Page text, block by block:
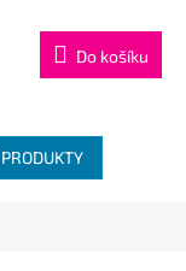
Do košíku